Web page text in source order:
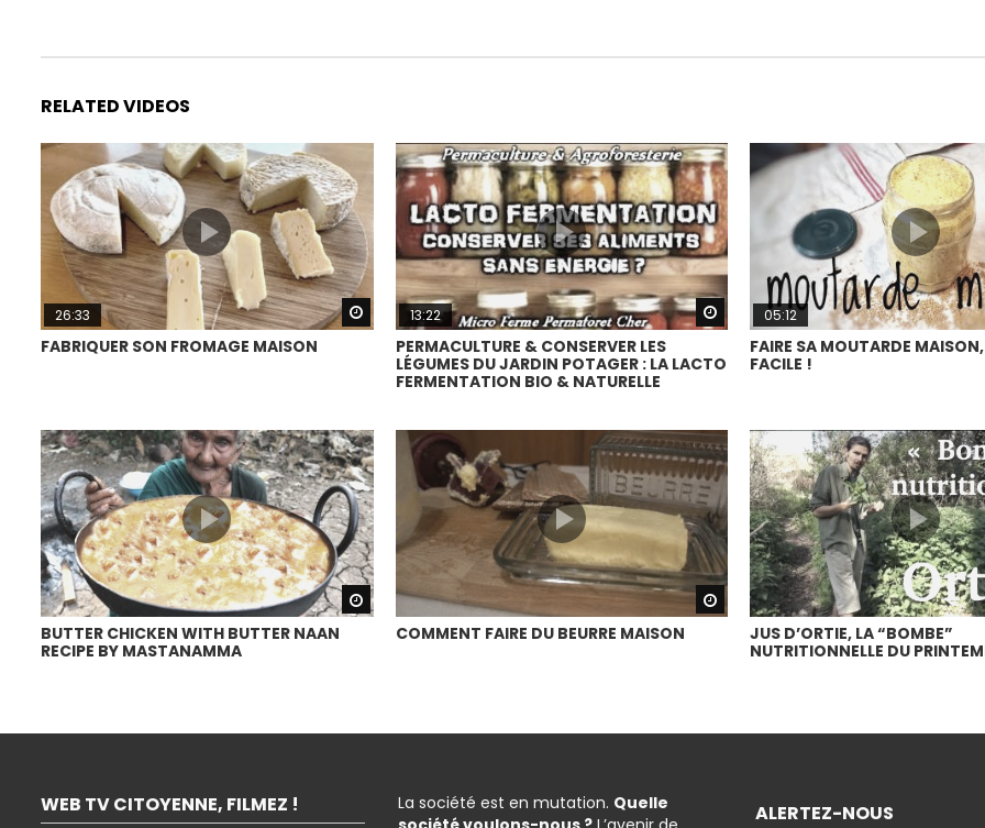
RELATED VIDEOS
Watch Later
26:33
FABRIQUER SON FROMAGE MAISON
Watch Later
13:22
PERMACULTURE & CONSERVER LES
LÉGUMES DU JARDIN POTAGER : LA LACTO
FERMENTATION BIO & NATURELLE
05:12
FAIRE SA MOUTARDE MAISON,
FACILE !
Watch Later
BUTTER CHICKEN WITH BUTTER NAAN
RECIPE BY MASTANAMMA
Watch Later
COMMENT FAIRE DU BEURRE MAISON
JUS D’ORTIE, LA “BOMBE”
NUTRITIONNELLE DU
WEB TV CITOYENNE, FILMEZ ! La société est en mutation. Quelle
ALERTEZ-NOUS